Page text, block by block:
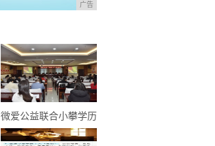
广告
微爱公益联合小攀学历
宝基金启动“助学圆梦”